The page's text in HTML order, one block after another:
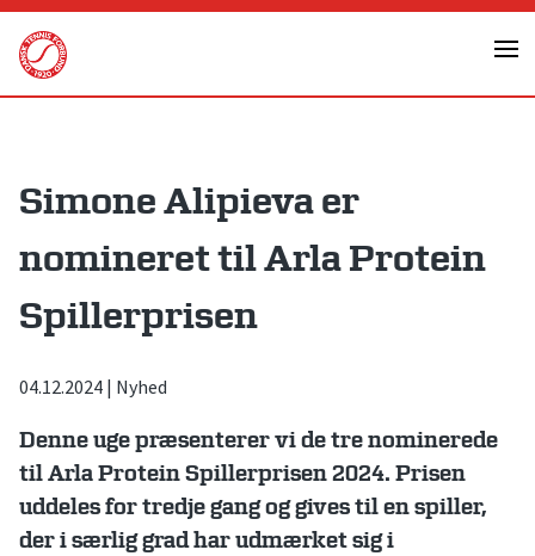
Skip
content
Simone Alipieva er
nomineret til Arla Protein
Spillerprisen
04.12.2024 | Nyhed
Denne uge præsenterer vi de tre nominerede
til Arla Protein Spillerprisen 2024. Prisen
uddeles for tredje gang og gives til en spiller,
der i særlig grad har udmærket sig i